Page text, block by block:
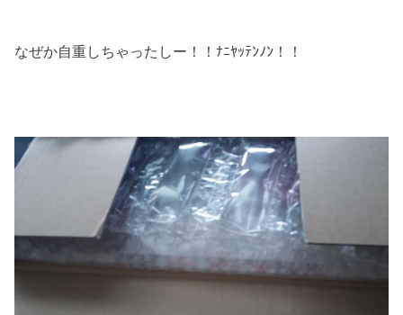
なぜか自重しちゃったしー！！ﾅﾆﾔｯﾃﾝﾉﾝ！！